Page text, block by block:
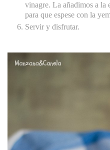
vinagre. La añadimos a la
para que espese con la
Servir y disfrutar.